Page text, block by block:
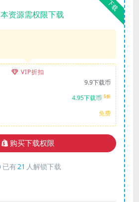
下载
本资源需权限下载
VIP折扣
9.9下载币
4.95下载币 5折
免费
购买下载权限
已有21 人解锁下载